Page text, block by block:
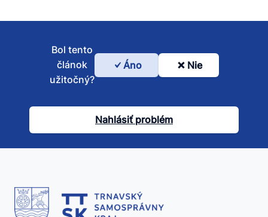
Bol
článok
užitočný?
Bol tento
článok
užitočný?
Áno Nie
Nahlásiť problém